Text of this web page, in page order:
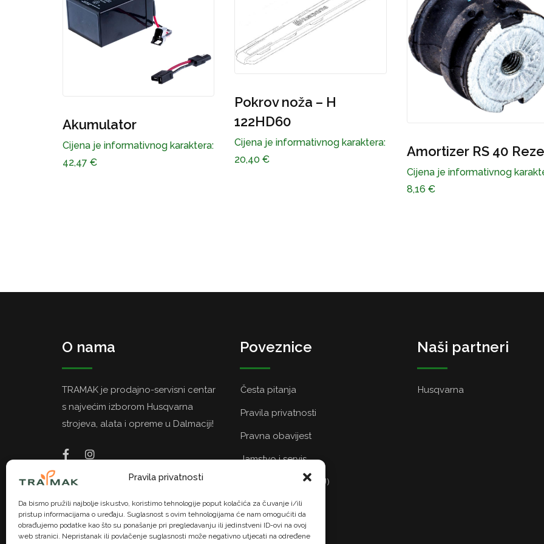
Pravila privatnosti
Da bismo pružili najbolje iskustvo, koristimo tehnologije poput kolačića za čuvanje i/ili
pristup informacijama o uređaju. Suglasnost s ovim tehnologijama će nam omogućiti da
obrađujemo podatke kao što su ponašanje pri pregledavanju ili jedinstveni ID-ovi na ovoj
web stranici. Nepristanak ili povlačenje suglasnosti može negativno utjecati na određene
122HD60
Cijena je informativnog karaktera:
20,40€
Amortizer RS 40 Rezer
Kutija za akumulator
H LT151
Cijena je informativnog
O nama
TRAMAK je prodajno-servisni centar
s najvećim izborom Husqvarna
strojeva, alata i opreme u Dalmaciji!
Poveznice
Česta pitanja
Pravila privatnosti
Pravna obavijest
Jamstvo i servis
Politika kolačića (EU)
Naši partneri
Husqvarna